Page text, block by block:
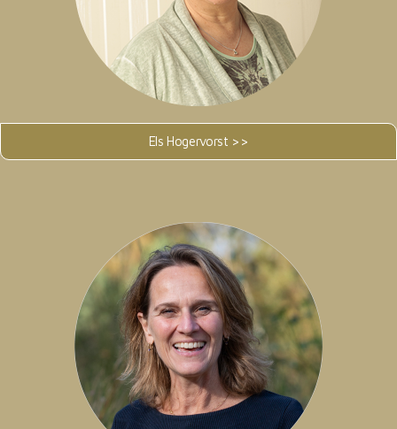
Els Hogervorst >>